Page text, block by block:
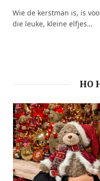
Wie de kerstman is, is
die leuke, kleine elfjes…
HO